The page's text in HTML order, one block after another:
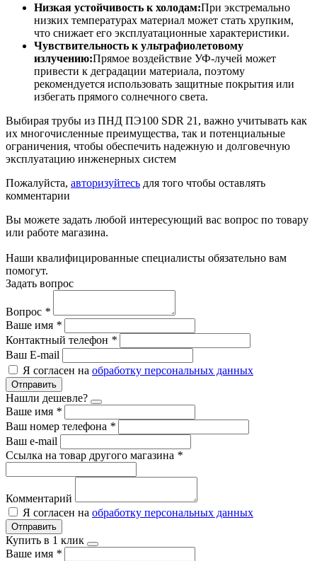
Низкая устойчивость к холодам:При экстремально
низких температурах материал может стать хрупким,
что снижает его эксплуатационные характеристики.
Чувствительность к ультрафиолетовому
излучению:Прямое воздействие УФ-лучей может
привести к деградации материала, поэтому
рекомендуется использовать защитные покрытия или
избегать прямого солнечного света.
Выбирая трубы из ПНД ПЭ100 SDR 21, важно учитывать как
их многочисленные преимущества, так и потенциальные
ограничения, чтобы обеспечить надежную и долговечную
эксплуатацию инженерных систем
Пожалуйста, авторизуйтесь для того чтобы оставлять
комментарии
Вы можете задать любой интересующий вас вопрос по товару
или работе магазина.
Наши квалифицированные специалисты обязательно вам
помогут.
Задать вопрос
Вопрос *
Ваше имя *
Контактный телефон *
Ваш E-mail
Я согласен на обработку персональных данных
Отправить
Нашли дешевле?
Ваше имя *
Ваш номер телефона *
Ваш e-mail
Ссылка на товар другого магазина *
Комментарий
Я согласен на обработку персональных данных
Отправить
Купить в 1 клик
Ваше имя *